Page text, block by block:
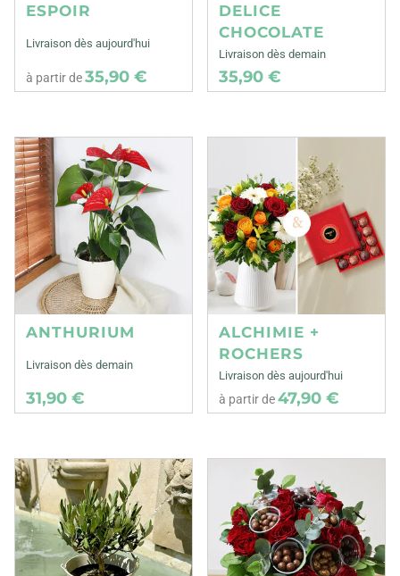
ESPOIR
Livraison dès aujourd'hui
à partir de35,90 €
DELICE
CHOCOLATE
Livraison dès demain
35,90 €
ANTHURIUM
Livraison dès demain
31,90 €
ALCHIMIE +
ROCHERS
Livraison dès aujourd'hui
à partir de47,90 €